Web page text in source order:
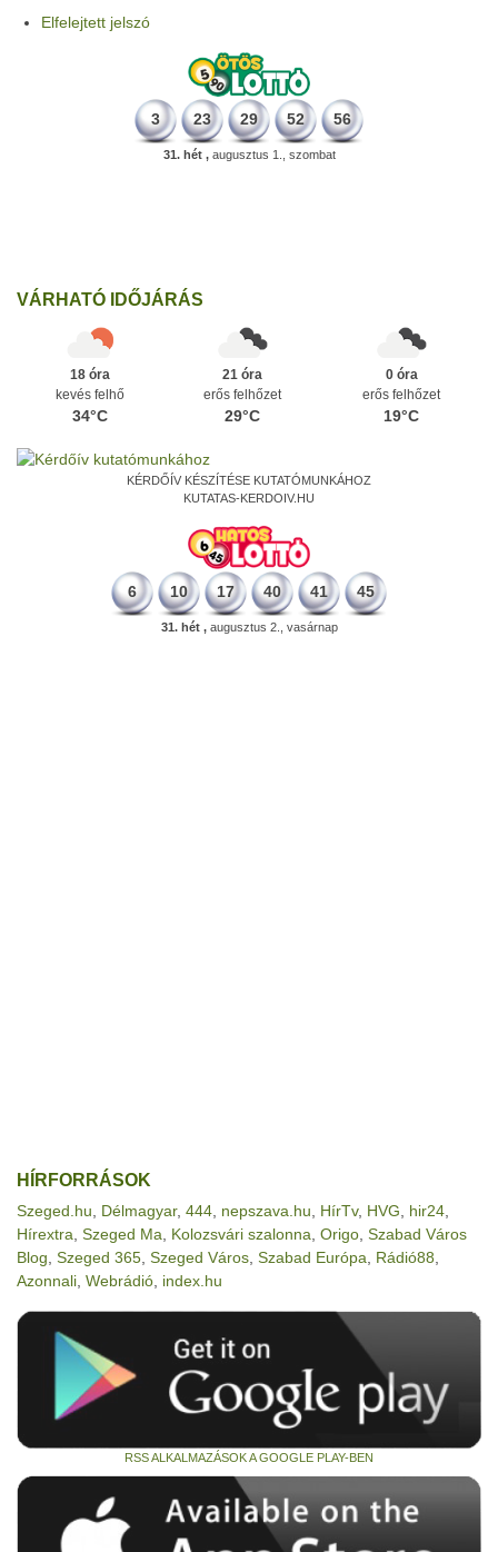
Elfelejtett jelszó
3 23 29 52 56
31. hét ,augusztus 1., szombat
VÁRHATÓ IDŐJÁRÁS
18 óra
kevés felhő
34°C
21 óra
erős felhőzet
29°C
0 óra
erős felhőzet
19°C
KÉRDŐÍV KÉSZÍTÉSE KUTATÓMUNKÁHOZ
KUTATAS-KERDOIV.HU
6 10 17 40 41 45
31. hét ,augusztus 2., vasárnap
HÍRFORRÁSOK
Szeged.hu Délmagyar, 444 nepszava.hu HírTv, HVG hir24
Hírextra Szeged Ma Kolozsvári szalonna Origo Szabad Város
Blog Szeged 365 Szeged Város Szabad Európa Rádió88
Azonnali Webrádió index.hu
RSS ALKALMAZÁSOK A GOOGLE PLAY-BEN